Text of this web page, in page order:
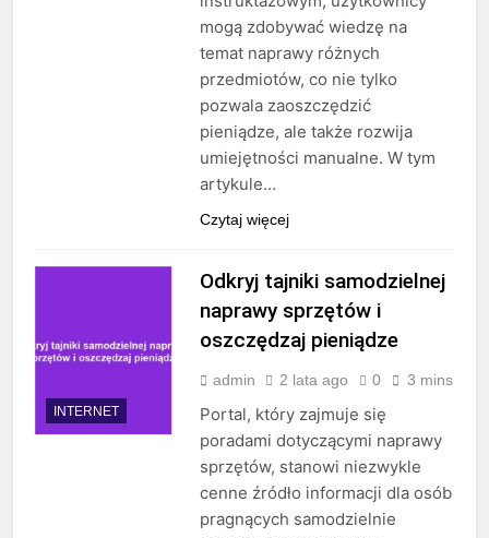
mogą zdobywać wiedzę na
temat naprawy różnych
przedmiotów, co nie tylko
pozwala zaoszczędzić
pieniądze, ale także rozwija
umiejętności manualne. W tym
artykule…
Czytaj więcej
INTERNET
Odkryj tajniki samodzielnej
naprawy sprzętów i
oszczędzaj pieniądze
admin 2 lata ago 0 3 mins
Portal, który zajmuje się
poradami dotyczącymi naprawy
sprzętów, stanowi niezwykle
cenne źródło informacji dla osób
pragnących samodzielnie